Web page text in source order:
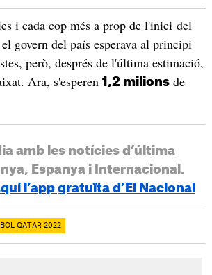
i cada cop més a prop de l'inici del
govern del país esperava al principi
però, després de l'última estimació,
Ara, s'esperen 1,2 milionsde
amb les notícies d’última
Espanya i Internacional.
l’app gratuïta d’El Nacional
QATAR 2022